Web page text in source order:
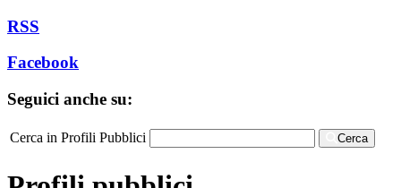
RSS
Facebook
Seguici anche su:
Cerca in Profili Pubblici Cerca